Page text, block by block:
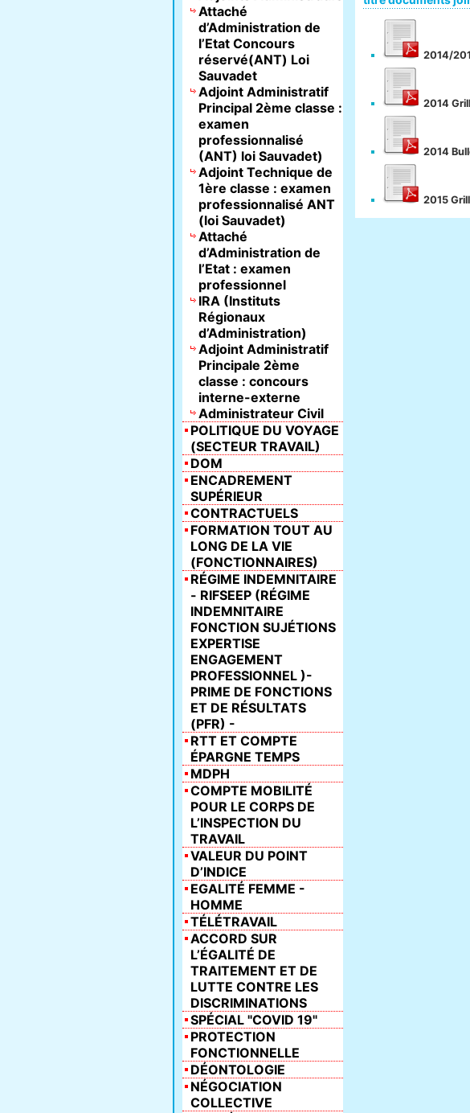
2014/
2014
2014
2015
Attaché
d’Administration de
l’Etat Concours
réservé(ANT) Loi
Sauvadet
Adjoint Administratif
Principal 2ème classe :
examen
professionnalisé
(ANT) loi Sauvadet)
Adjoint Technique de
1ère classe : examen
professionnalisé ANT
(loi Sauvadet)
Attaché
d’Administration de
l’Etat : examen
professionnel
IRA (Instituts
Régionaux
d’Administration)
Adjoint Administratif
Principale 2ème
classe : concours
interne-externe
Administrateur Civil
POLITIQUE DU VOYAGE
(SECTEUR TRAVAIL)
DOM
ENCADREMENT
SUPÉRIEUR
CONTRACTUELS
FORMATION TOUT AU
LONG DE LA VIE
(FONCTIONNAIRES)
RÉGIME INDEMNITAIRE
- RIFSEEP (RÉGIME
INDEMNITAIRE
FONCTION SUJÉTIONS
EXPERTISE
ENGAGEMENT
PROFESSIONNEL )-
PRIME DE FONCTIONS
ET DE RÉSULTATS
(PFR) -
RTT ET COMPTE
ÉPARGNE TEMPS
MDPH
COMPTE MOBILITÉ
POUR LE CORPS DE
L’INSPECTION DU
TRAVAIL
VALEUR DU POINT
D’INDICE
EGALITÉ FEMME -
HOMME
TÉLÉTRAVAIL
ACCORD SUR
L’ÉGALITÉ DE
TRAITEMENT ET DE
LUTTE CONTRE LES
DISCRIMINATIONS
SPÉCIAL "COVID 19"
PROTECTION
FONCTIONNELLE
DÉONTOLOGIE
NÉGOCIATION
COLLECTIVE